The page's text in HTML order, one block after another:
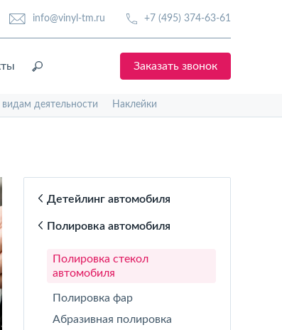
info@vinyl-tm.ru +7 (495) 374-63-61
Заказать звонок
видам деятельности Наклейки
Детейлинг автомобиля
Полировка автомобиля
Полировка стекол
автомобиля
Полировка фар
Абразивная полировка